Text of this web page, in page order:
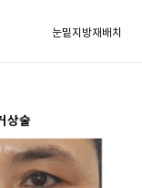
눈밑지방재배치